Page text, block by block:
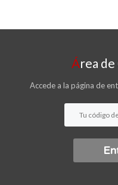
Área
Accede a la página de